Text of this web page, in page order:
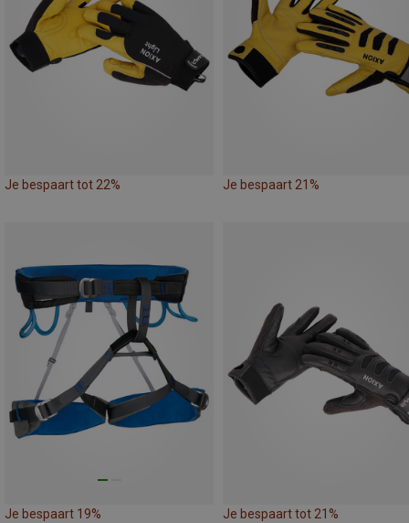
Je bespaart tot 22% Je bespaart 21%
Je bespaart 19% Je bespaart tot 21%